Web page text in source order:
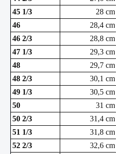
45 1/3
28 cm
46
28,4 cm
46 2/3
28,8 cm
47 1/3
29,3 cm
48
29,7 cm
48 2/3
30,1 cm
49 1/3
30,5 cm
50
31 cm
50 2/3
31,4 cm
51 1/3
31,8 cm
52 2/3
32,6 cm